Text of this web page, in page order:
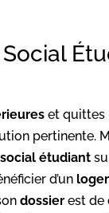
et quittes
pertinente.
étudiant
d’un
dossier est de